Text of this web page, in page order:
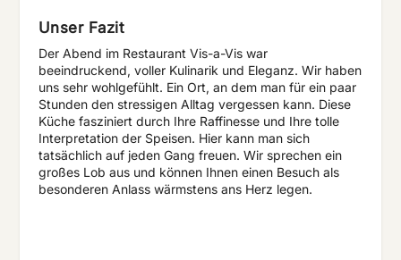
Unser Fazit
Der Abend im Restaurant Vis-a-Vis war
beeindruckend, voller Kulinarik und Eleganz. Wir haben
uns sehr wohlgefühlt. Ein Ort, an dem man für ein paar
Stunden den stressigen Alltag vergessen kann. Diese
Küche fasziniert durch Ihre Raffinesse und Ihre tolle
Interpretation der Speisen. Hier kann man sich
tatsächlich auf jeden Gang freuen. Wir sprechen ein
großes Lob aus und können Ihnen einen Besuch als
besonderen Anlass wärmstens ans Herz legen.